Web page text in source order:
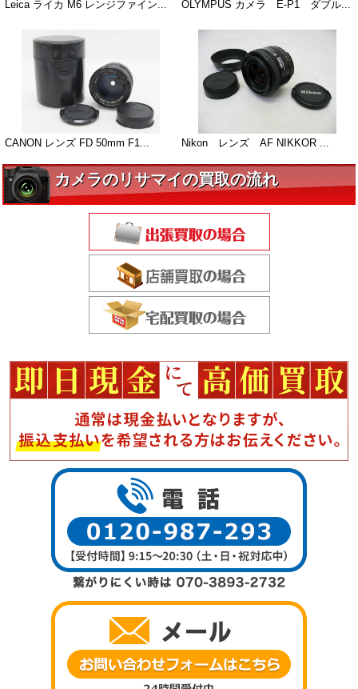
Leica ライカ M6 レンジファイン... OLYMPUS カメラ E-P1 ダブル...
CANON レンズ FD 50mm F1... Nikon レンズ AF NIKKOR ...